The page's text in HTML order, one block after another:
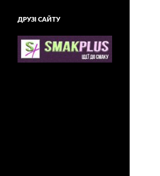
ДРУЗІ САЙТУ